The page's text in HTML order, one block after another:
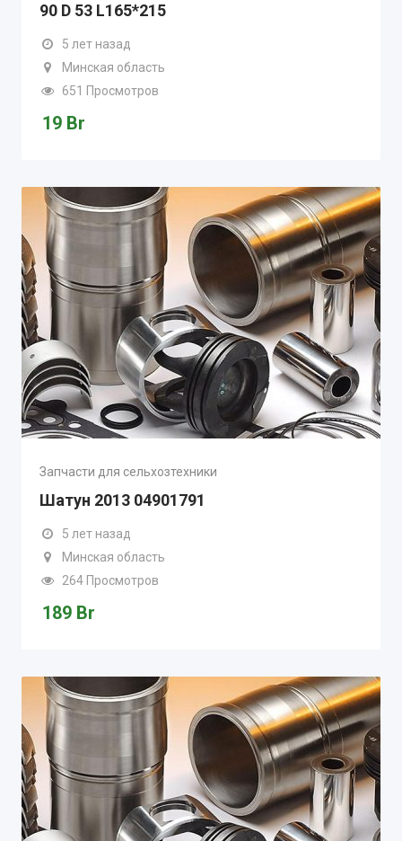
90 D 53 L165*215
5 лет назад
Минская область
651 Просмотров
19 Br
Запчасти для сельхозтехники
Шатун 2013 04901791
5 лет назад
Минская область
264 Просмотров
189 Br